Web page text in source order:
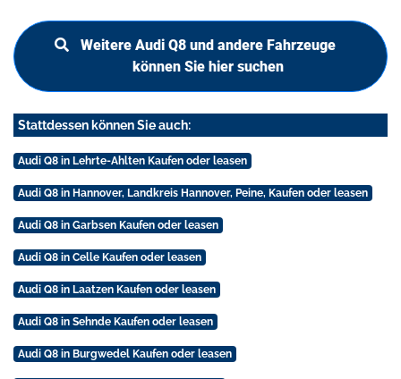
Weitere Audi Q8 und andere Fahrzeuge
können Sie hier suchen
Stattdessen können Sie auch:
Audi Q8 in Lehrte-Ahlten Kaufen oder leasen
Audi Q8 in Hannover, Landkreis Hannover, Peine, Kaufen oder leasen
Audi Q8 in Garbsen Kaufen oder leasen
Audi Q8 in Celle Kaufen oder leasen
Audi Q8 in Laatzen Kaufen oder leasen
Audi Q8 in Sehnde Kaufen oder leasen
Audi Q8 in Burgwedel Kaufen oder leasen